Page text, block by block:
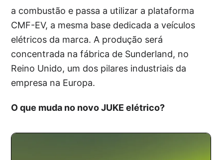
a combustão e passa a utilizar a plataforma
CMF-EV, a mesma base dedicada a veículos
elétricos da marca. A produção será
concentrada na fábrica de Sunderland, no
Reino Unido, um dos pilares industriais da
empresa na Europa.
O que muda no novo JUKE elétrico?